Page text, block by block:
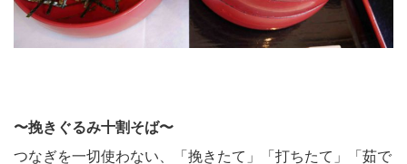
〜挽きぐるみ十割そば〜
つなぎを一切使わない、「挽きたて」「打ちたて」「茹で